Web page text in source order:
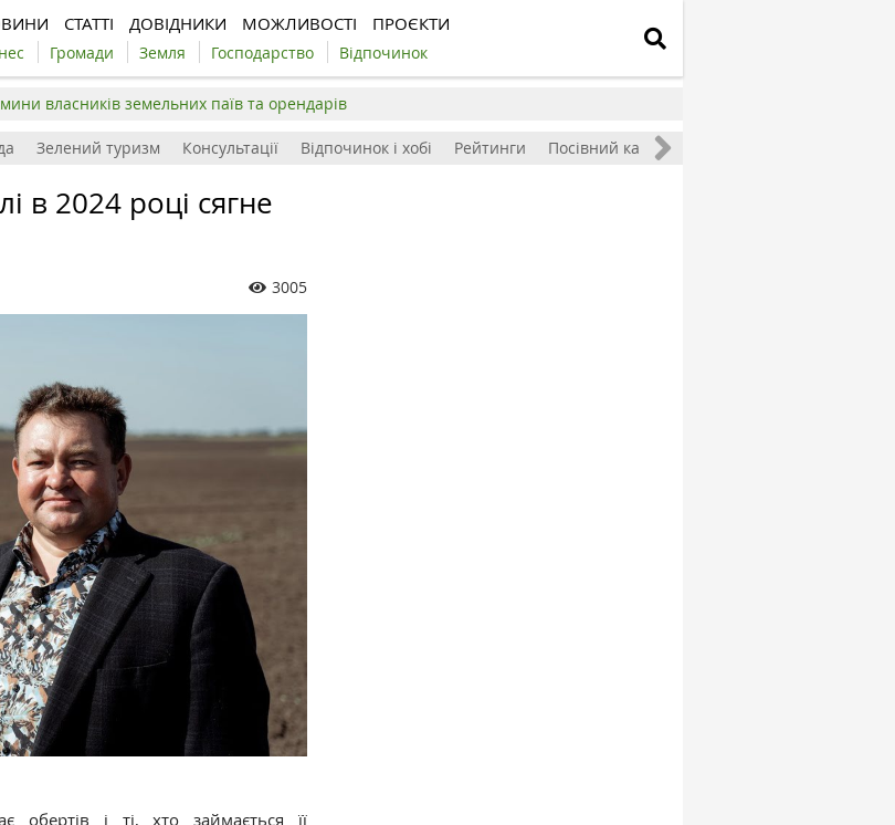
СТАТТІ ДОВІДНИКИ МОЖЛИВОСТІ ПРОЄКТИ
Громади Земля Господарство Відпочинок
власників земельних паїв та орендарів
Зелений туризм Консультації Відпочинок і хобі Рейтинги Посівний календар
в 2024 році сягне
3005
обертів і ті, хто займається її